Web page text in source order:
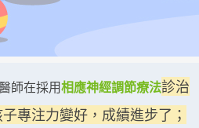
師在採用相應神經調節療法診治
專注力變好，成績進步了；